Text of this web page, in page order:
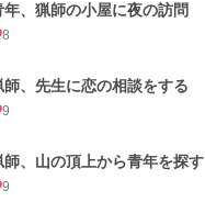
年、猟師の小屋に夜の訪問
8
師、先生に恋の相談をする
9
師、山の頂上から青年を探す
9